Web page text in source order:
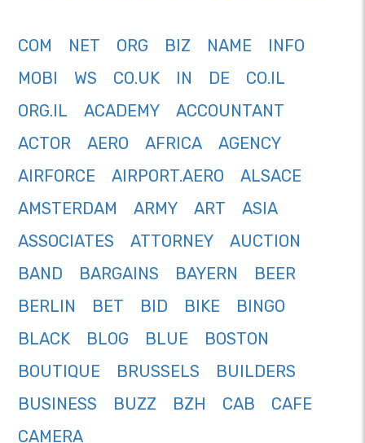
COM NET ORG BIZ NAME
INFO
MOBI
WS CO.UK IN DE
CO.IL
ORG.IL
ACADEMY
ACCOUNTANT
ACTOR
AERO AFRICA
AGENCY
AIRFORCE
AIRPORT.AERO
ALSACE
AMSTERDAM
ARMY ART
ASIA
ASSOCIATES
ATTORNEY
AUCTION
BAND
BARGAINS BAYERN
BEER
BERLIN
BET BID BIKE
BINGO
BLACK
BLOG BLUE
BOSTON
BOUTIQUE
BRUSSELS
BUILDERS
BUSINESS
BUZZ BZH CAB
CAFE
CAMERA